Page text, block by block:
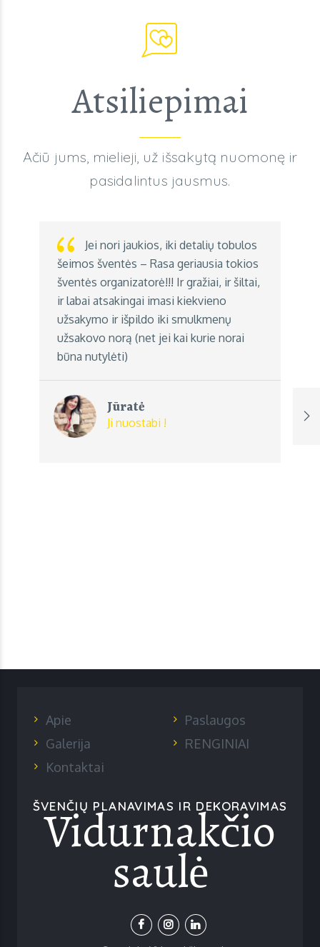
Atsiliepimai
Ačiū jums, mielieji, už išsakytą nuomonę ir
pasidalintus jausmus.
Jei nori jaukios, iki detalių tobulos
šeimos šventės – Rasa geriausia tokios
šventės organizatorė!!! Ir gražiai, ir šiltai,
ir labai atsakingai imasi kiekvieno
užsakymo ir išpildo iki smulkmenų
užsakovo norą (net jei kai kurie norai
būna nutylėti)
Jūratė
Ji nuostabi !
Apie
Paslaugos
Galerija
RENGINIAI
Kontaktai
ŠVENČIŲ PLANAVIMAS IR DEKORAVIMAS
Vidurnakčio
saulė